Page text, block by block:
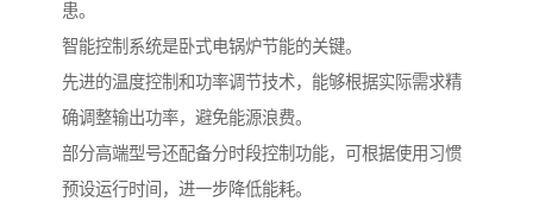
患。
智能控制系统是卧式电锅炉节能的关键。
先进的温度控制和功率调节技术，能够根据实际需求精
确调整输出功率，避免能源浪费。
部分高端型号还配备分时段控制功能，可根据使用习惯
预设运行时间，进一步降低能耗。